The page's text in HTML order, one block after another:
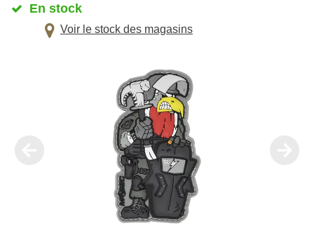
En stock
Voir le stock des magasins